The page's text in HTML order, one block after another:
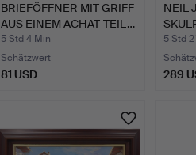
BRIEFÖFFNER MIT GRIFF
AUS EINEM ACHAT-TEIL…
5 Std 4 Min
Schätzwert
81 USD
NEIL
5 Std
289